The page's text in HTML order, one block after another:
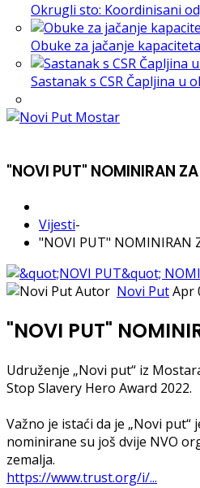
Okrugli sto: Koordinisani
Obuke za jačanje
Sastanak s CSR Čapljina u
"NOVI PUT" NOMINIRAN
Vijesti-
"NOVI PUT" NOMINIRAN
Autor Novi PutApr
"NOVI PUT"
Udruženje „Novi put“ iz
Stop Slavery Hero Award 2022.
Važno je istaći da je „Novi
nominirane su još dvije NVO
zemalja.
https://www.trust.org/i/...